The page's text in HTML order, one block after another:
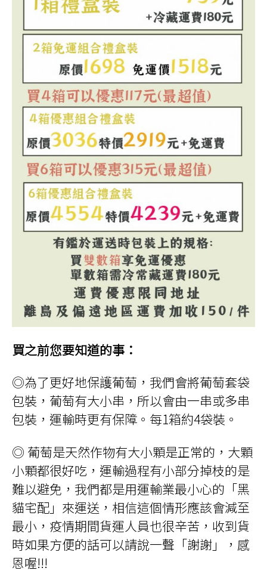
買之前您要知道的事：
◎為了更好地保護葡萄，我們會將葡萄套袋
包裝，葡萄有大小串，所以會由一串或多串
包裝，運輸時更有保障。每1箱約4袋裝。
◎ 葡萄是天然作物有大小顆是正常的，大顆
小顆都很好吃，運輸過程有小部分掉枝的是
難以避免，我們都是用運輸業最小心的「黑
貓宅配」來運送，相信這個情形應該會減至
最小，疫情期間貨運人員也很辛苦，收到貨
時如果方便的話可以請說一聲「謝謝」，感
恩喔!!!